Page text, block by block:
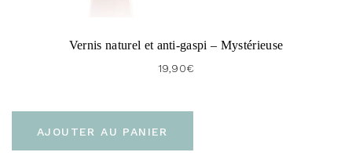
Vernis naturel et anti-gaspi – Mystérieuse
19,90€
AJOUTER AU PANIER